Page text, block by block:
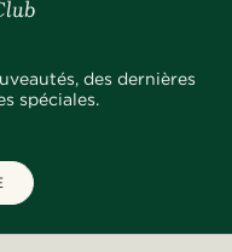
des dernières
spéciales.